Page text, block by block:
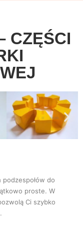
CZĘŚCI
do
proste. W
Ci szybko